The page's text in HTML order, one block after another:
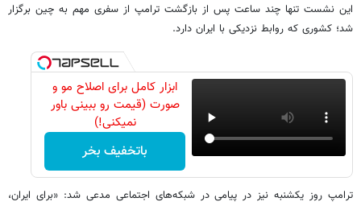
این نشست تنها چند ساعت پس از بازگشت ترامپ از سفری مهم به چین برگزار
شد؛ کشوری که روابط نزدیکی با ایران دارد.
ابزار کامل برای اصلاح مو و
صورت (قیمت رو ببینی باور
نمیکنی!)
باتخفیف بخر
ترامپ روز یکشنبه نیز در پیامی در شبکه‌های اجتماعی مدعی شد: «برای ایران،